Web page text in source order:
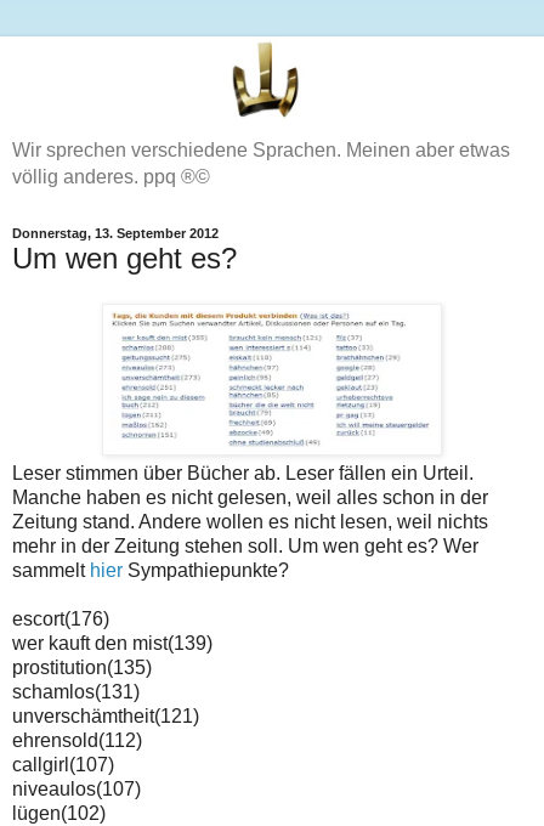
Wir sprechen verschiedene Sprachen. Meinen aber etwas
völlig anderes. ppq ®©
Donnerstag, 13. September 2012
Um wen geht es?
Leser stimmen über Bücher ab. Leser fällen ein Urteil.
Manche haben es nicht gelesen, weil alles schon in der
Zeitung stand. Andere wollen es nicht lesen, weil nichts
mehr in der Zeitung stehen soll. Um wen geht es? Wer
sammelt hier Sympathiepunkte?
escort(176)
wer kauft den mist(139)
prostitution(135)
schamlos(131)
unverschämtheit(121)
ehrensold(112)
callgirl(107)
niveaulos(107)
lügen(102)